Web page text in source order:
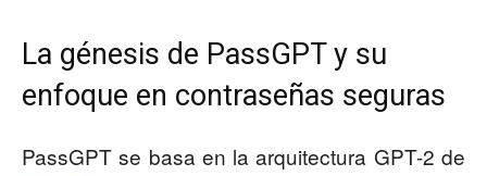
La génesis de PassGPT y su
enfoque en contraseñas seguras
PassGPT se basa en la arquitectura GPT-2 de